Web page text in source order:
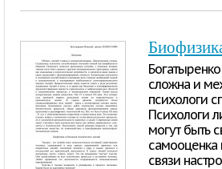
сложна и
психологи
Психологи
могут быть
самооценка
связи